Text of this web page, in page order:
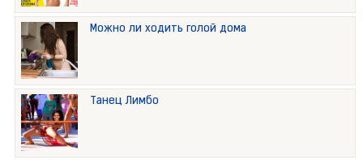
Можно ли ходить голой дома
Танец Лимбо